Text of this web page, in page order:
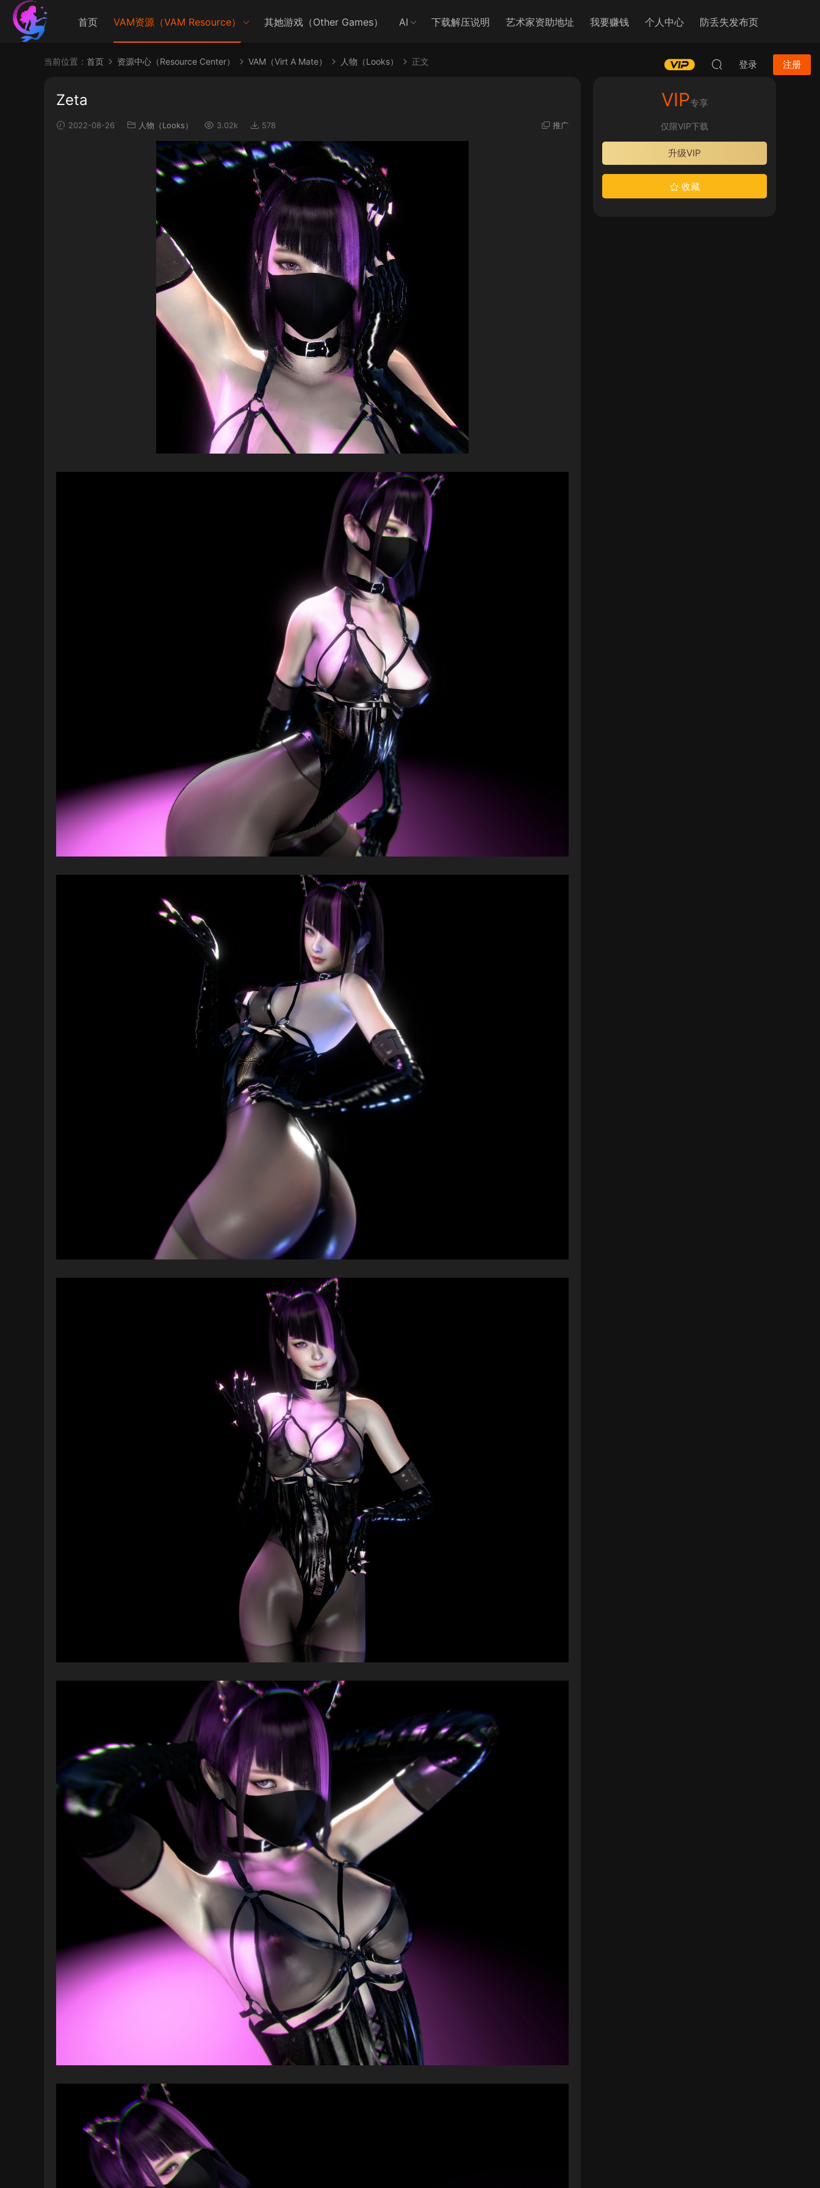
首页 VAM资源（VAM Resource） 其她游戏（Other Games） AI 下载解压说明 艺术家资助地址 我要赚钱 个人中心 防丢失发布页
登录 注册
当前位置： 首页 资源中心（Resource Center） VAM（Virt A Mate） 人物（Looks） 正文
Zeta
2022-08-26 人物（Looks） 3.02k 578 推广
VIP专享
仅限VIP下载
升级VIP
收藏